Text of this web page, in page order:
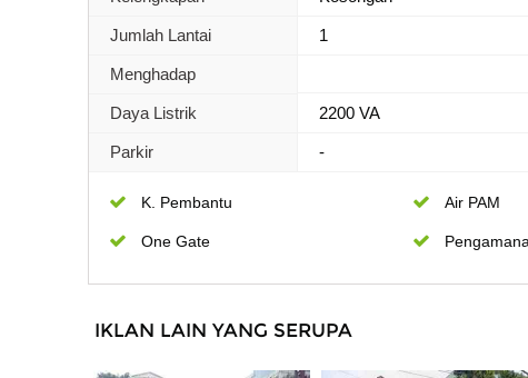
Jumlah Lantai 1
Menghadap
Daya Listrik 2200 VA
Parkir -
K. Pembantu Air PAM
One Gate
IKLAN LAIN YANG SERUPA